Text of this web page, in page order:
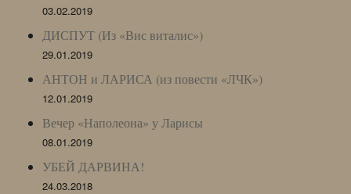
03.02.2019
ДИСПУТ (Из «Вис виталис»)
29.01.2019
АНТОН и ЛАРИСА (из повести «ЛЧК»)
12.01.2019
Вечер «Наполеона» у Ларисы
08.01.2019
УБЕЙ ДАРВИНА!
24.03.2018